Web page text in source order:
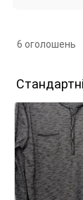
6 оголошень